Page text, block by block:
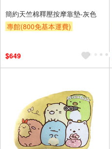
簡約天竺棉釋壓按摩靠墊-灰色
專館(800免基本運費)
$649